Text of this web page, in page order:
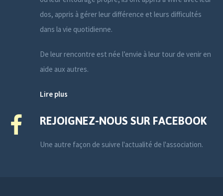
dos, appris à gérer leur différence et leurs difficultés
dans la vie quotidienne.
De leur rencontre est née l’envie à leur tour de venir en
aide aux autres.
Lire plus
REJOIGNEZ-NOUS SUR FACEBOOK
Une autre façon de suivre l'actualité de l'association.